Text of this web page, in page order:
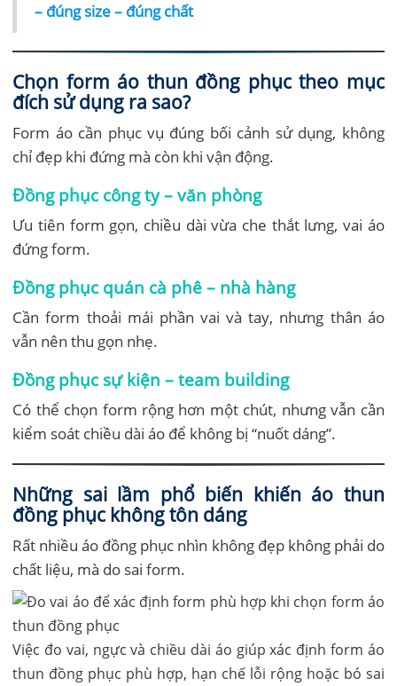
– đúng size – đúng chất
Chọn form áo thun đồng phục theo mục
đích sử dụng ra sao?
Form áo cần phục vụ đúng bối cảnh sử dụng, không
chỉ đẹp khi đứng mà còn khi vận động.
Đồng phục công ty – văn phòng
Ưu tiên form gọn, chiều dài vừa che thắt lưng, vai áo
đứng form.
Đồng phục quán cà phê – nhà hàng
Cần form thoải mái phần vai và tay, nhưng thân áo
vẫn nên thu gọn nhẹ.
Đồng phục sự kiện – team building
Có thể chọn form rộng hơn một chút, nhưng vẫn cần
kiểm soát chiều dài áo để không bị “nuốt dáng”.
Những sai lầm phổ biến khiến áo thun
đồng phục không tôn dáng
Rất nhiều áo đồng phục nhìn không đẹp không phải do
chất liệu, mà do sai form.
Việc đo vai, ngực và chiều dài áo giúp xác định form áo
thun đồng phục phù hợp, hạn chế lỗi rộng hoặc bó sai